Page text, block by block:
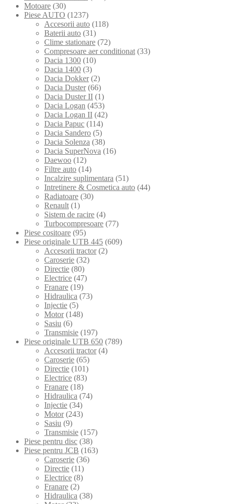
Motoare (30)
Piese AUTO (1237)
Accesorii auto (118)
Baterii auto (31)
Clime stationare (72)
Compresoare aer conditionat (33)
Dacia 1300 (10)
Dacia 1400 (3)
Dacia Dokker (2)
Dacia Duster (66)
Dacia Duster II (1)
Dacia Logan (453)
Dacia Logan II (42)
Dacia Papuc (114)
Dacia Sandero (5)
Dacia Solenza (38)
Dacia SuperNova (16)
Daewoo (12)
Filtre auto (14)
Incalzire suplimentara (51)
Intretinere & Cosmetica auto (44)
Radiatoare (30)
Renault (1)
Sistem de racire (4)
Turbocompresoare (77)
Piese cositoare (95)
Piese originale UTB 445 (609)
Accesorii tractor (2)
Caroserie (32)
Directie (80)
Electrice (47)
Franare (19)
Hidraulica (73)
Injectie (5)
Motor (148)
Sasiu (6)
Transmisie (197)
Piese originale UTB 650 (789)
Accesorii tractor (4)
Caroserie (65)
Directie (101)
Electrice (83)
Franare (18)
Hidraulica (74)
Injectie (34)
Motor (243)
Sasiu (9)
Transmisie (157)
Piese pentru disc (38)
Piese pentru JCB (163)
Caroserie (36)
Directie (11)
Electrice (8)
Franare (2)
Hidraulica (38)